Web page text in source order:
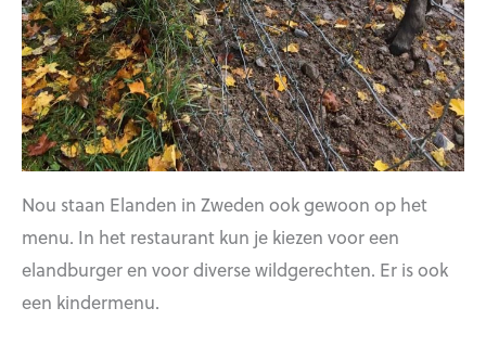
Nou staan Elanden in Zweden ook gewoon op het
menu. In het restaurant kun je kiezen voor een
elandburger en voor diverse wildgerechten. Er is ook
een kindermenu.